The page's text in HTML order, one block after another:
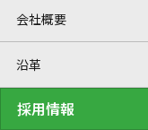
会社概要
沿革
採用情報